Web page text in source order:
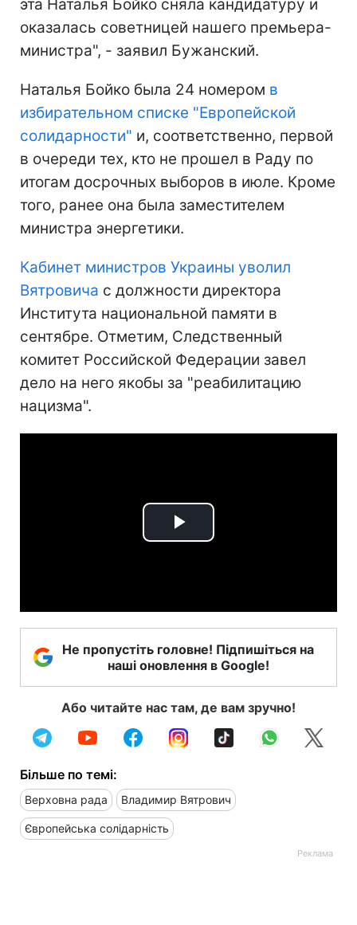
эта Наталья Бойко сняла кандидатуру и
оказалась советницей нашего премьера-
министра", - заявил Бужанский.
Наталья Бойко была 24 номером в
избирательном списке "Европейской
солидарности" и, соответственно, первой
в очереди тех, кто не прошел в Раду по
итогам досрочных выборов в июле. Кроме
того, ранее она была заместителем
министра энергетики.
Кабинет министров Украины уволил
Вятровича с должности директора
Института национальной памяти в
сентябре. Отметим, Следственный
комитет Российской Федерации завел
дело на него якобы за "реабилитацию
нацизма".
Play
Не пропустіть головне! Підпишіться на
наші оновлення в Google!
Або читайте нас там, де вам зручно!
Більше по темі:
Верховна рада Владимир Вятрович
Європейська солідарність